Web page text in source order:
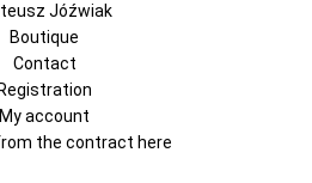
Jóźwiak
Boutique
Contact
Registration
My account
the contract here